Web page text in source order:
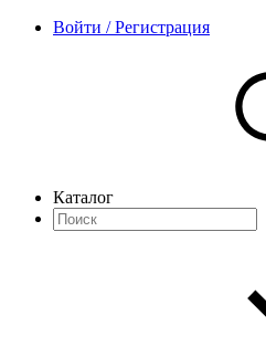
Войти / Регистрация
Каталог